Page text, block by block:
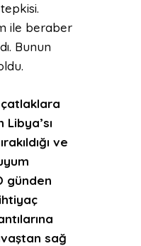
ile beraber
Bunun
çatlaklara
ve
günden
sağ